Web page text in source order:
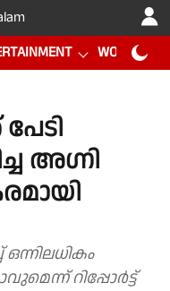
WORLD CUP
അഗ്നി
റിപ്പോർട്ട്